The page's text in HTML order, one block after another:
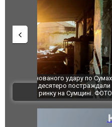
За 2000 кілометрів
Єкатеринбурзі після
склад Wildberries.